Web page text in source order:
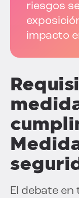
riesgos
impacto
El debate